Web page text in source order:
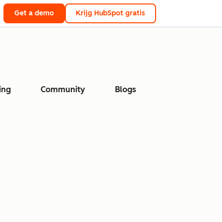
Get a demo Krijg HubSpot gratis
Community Blogs